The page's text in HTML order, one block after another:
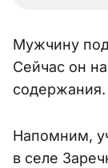
Мужчину
Сейчас он
содержания.
Напомним,
в селе